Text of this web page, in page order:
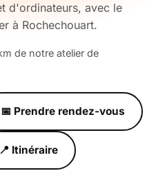
d'ordinateurs, avec le
à Rochechouart.
de notre atelier de
📅 Prendre rendez-vous
📍 Itinéraire